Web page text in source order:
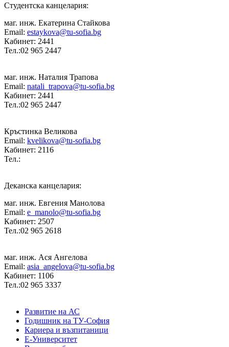
Студентска канцелария:
маг. инж. Екатерина Стайкова
Email: estaykova@tu-sofia.bg
Кабинет: 2441
Тел.:02 965 2447
маг. инж. Наталия Трапова
Email: natali_trapova@tu-sofia.bg
Кабинет: 2441
Тел.:02 965 2447
Кръстинка Великова
Email: kvelikova@tu-sofia.bg
Кабинет: 2116
Тел.:
Деканска канцелария:
маг. инж. Евгения Манолова
Email: e_manolo@tu-sofia.bg
Кабинет: 2507
Тел.:02 965 2618
маг. инж. Ася Ангелова
Email: asia_angelova@tu-sofia.bg
Кабинет: 1106
Тел.:02 965 3337
Развитие на АС
Годишник на ТУ-София
Кариера и възпитаници
Е-Университет